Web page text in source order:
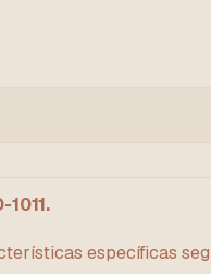
1011.
específicas